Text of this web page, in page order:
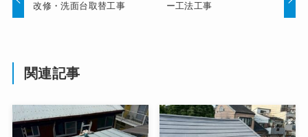
改修・洗面台取替工事
ー工法工事
関連記事